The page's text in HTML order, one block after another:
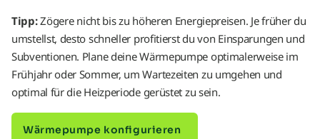
Tipp:Zögere nicht bis zu höheren Energiepreisen. Je früher du
umstellst, desto schneller profitierst du von Einsparungen und
Subventionen. Plane deine Wärmepumpe optimalerweise im
Frühjahr oder Sommer, um Wartezeiten zu umgehen und
optimal für die Heizperiode gerüstet zu sein.
Wärmepumpe konfigurieren